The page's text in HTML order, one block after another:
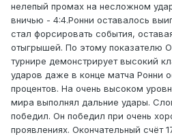
нелепый промах на несложном
вничью - 4:4.Ронни оставалось
стал форсировать события,
отыгрышей. По этому показателю
турнире демонстрирует высокий
ударов даже в конце матча Ронни
процентов. На очень высоком
мира выполнял дальние удары.
победил. Он победил при очень
проявлениях. Окончательный счёт